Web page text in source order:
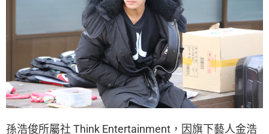
孫浩俊所屬社 Think Entertainment，因旗下藝人金浩